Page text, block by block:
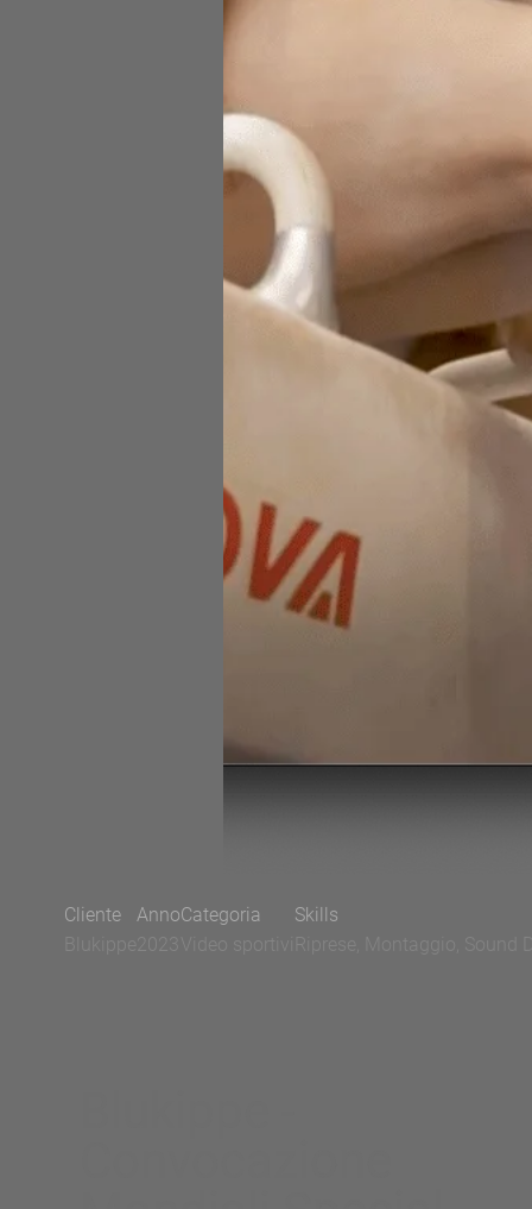
Cliente
AnnoCategoria
Skills